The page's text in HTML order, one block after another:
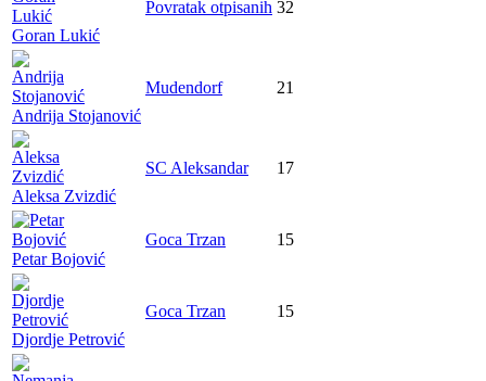
Goran Lukić
Povratak otpisanih 32
Andrija Stojanović
Mudendorf 21
Aleksa Zvizdić
SC Aleksandar 17
Petar Bojović
Goca Trzan 15
Djordje Petrović
Goca Trzan 15